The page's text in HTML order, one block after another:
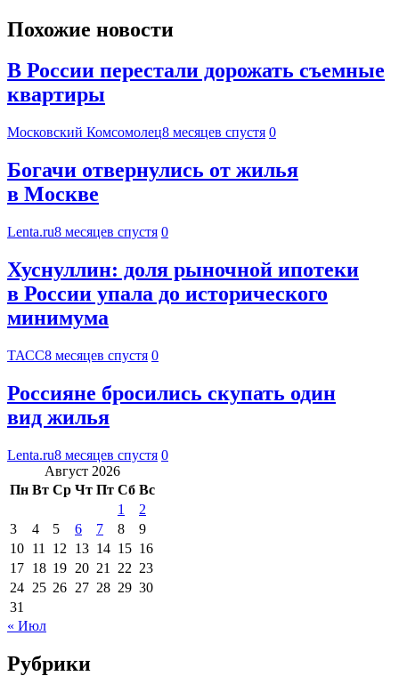
Похожие новости
В России перестали дорожать съемные
квартиры
Московский Комсомолец8 месяцев спустя 0
Богачи отвернулись от жилья
в Москве
Lenta.ru8 месяцев спустя 0
Хуснуллин: доля рыночной ипотеки
в России упала до исторического
минимума
ТАСС8 месяцев спустя 0
Россияне бросились скупать один
вид жилья
Lenta.ru8 месяцев спустя 0
Август 2026
Пн Вт Ср Чт Пт Сб Вс
1
2
3
4 5 6 7 8
9
10 11 12 13 14 15 16
17 18 19 20 21 22 23
24 25 26 27 28 29 30
31
« Июл
Рубрики